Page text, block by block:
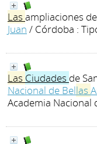
Las ampliaciones de
Juan / Córdoba :
Las Ciudades de
Nacional de Bellas
Academia Nacional